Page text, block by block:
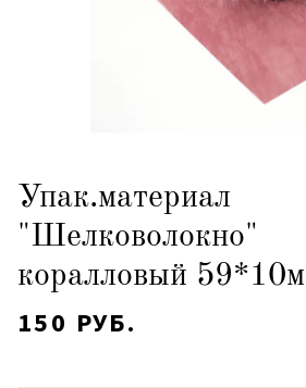
Упак.материал
"Шелковолокно"
коралловый 59*10м
150 РУБ.